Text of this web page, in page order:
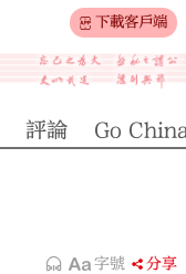
下載客戶端
評論 Go
字號 分享